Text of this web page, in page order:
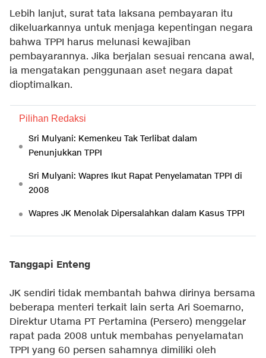
Lebih lanjut, surat tata laksana pembayaran itu
dikeluarkannya untuk menjaga kepentingan negara
bahwa TPPI harus melunasi kewajiban
pembayarannya. Jika berjalan sesuai rencana awal,
ia mengatakan penggunaan aset negara dapat
dioptimalkan.
Pilihan Redaksi
Sri Mulyani: Kemenkeu Tak Terlibat dalam
Penunjukkan TPPI
Sri Mulyani: Wapres Ikut Rapat Penyelamatan TPPI di
2008
Wapres JK Menolak Dipersalahkan dalam Kasus TPPI
Tanggapi Enteng
JK sendiri tidak membantah bahwa dirinya bersama
beberapa menteri terkait lain serta Ari Soemarno,
Direktur Utama PT Pertamina (Persero) menggelar
rapat pada 2008 untuk membahas penyelamatan
TPPI yang 60 persen sahamnya dimiliki oleh